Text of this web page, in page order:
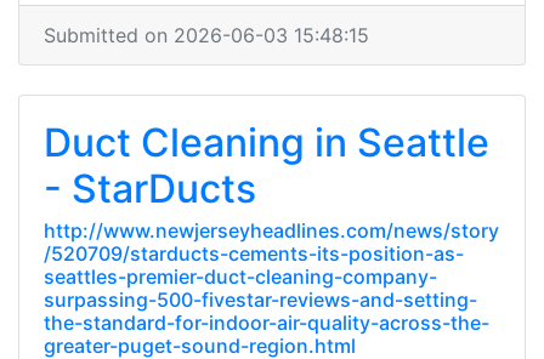
Submitted on 2026-06-03 15:48:15
Duct Cleaning in Seattle
- StarDucts
http://www.newjerseyheadlines.com/news/story
/520709/starducts-cements-its-position-as-
seattles-premier-duct-cleaning-company-
surpassing-500-fivestar-reviews-and-setting-
the-standard-for-indoor-air-quality-across-the-
greater-puget-sound-region.html